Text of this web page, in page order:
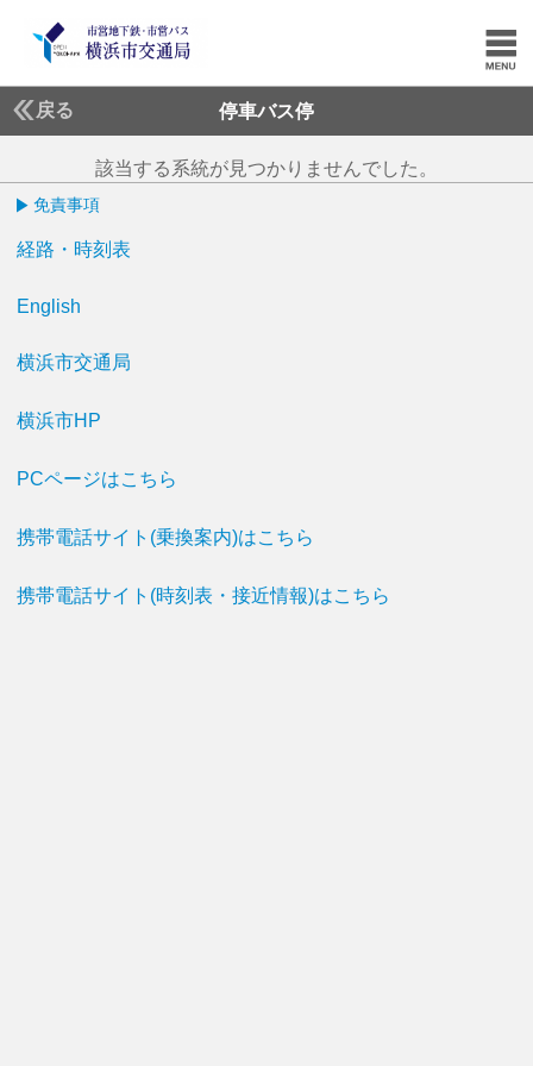
戻る 停車バス停
該当する系統が見つかりませんでした。
免責事項
経路・時刻表
English
横浜市交通局
横浜市HP
PCページはこちら
携帯電話サイト(乗換案内)はこちら
携帯電話サイト(時刻表・接近情報)はこちら